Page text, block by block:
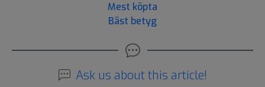
Mest köpta
Bäst betyg
Ask us about this article!